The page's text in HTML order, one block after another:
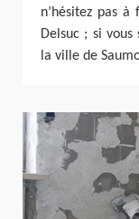
n’hésitez pas
Delsuc ; si
la ville de